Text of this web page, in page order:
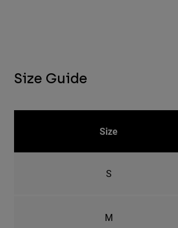
Size Guide
Size
S
M